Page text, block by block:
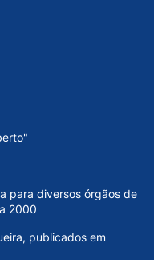
para diversos órgãos de
2000
publicados em